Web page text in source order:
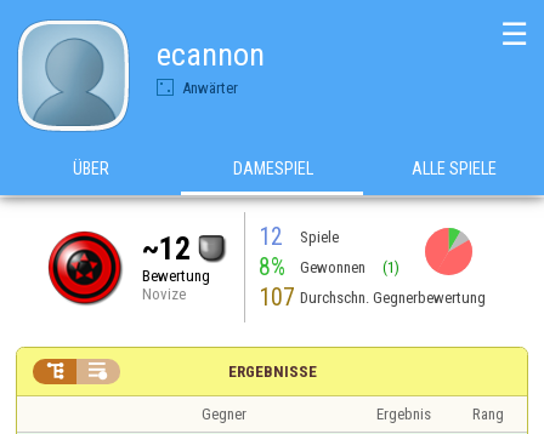
ecannon
Anwärter
☰
ÜBER DAMESPIEL ALLE SPIELE
~12
Bewertung
Novize
12 Spiele
8% Gewonnen (1)
107 Durchschn. Gegnerbewertung
ERGEBNISSE
 
Gegner Ergebnis
Rang